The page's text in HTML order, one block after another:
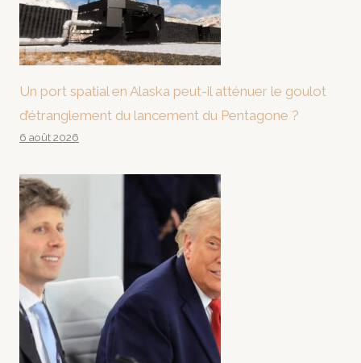
Un port spatial en Alaska peut-il atténuer le goulot
d’étranglement du lancement du Pentagone ?
6 août 2026